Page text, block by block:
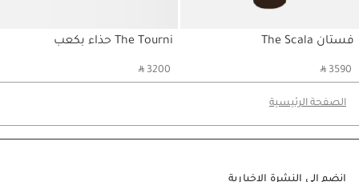
فستان The Scala
حسابي
‎ ⃁ 3590 ‎
The Tourni حذاء بكعب
‎ ⃁ 3200 ‎
حسابي
الصفحة الرئيسية
انضم إلى النشرة الإخبارية